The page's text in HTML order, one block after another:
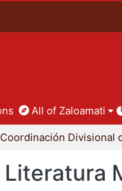
All of Zaloamati